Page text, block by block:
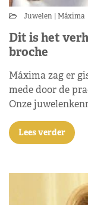
Juwelen Máxima
Dit is het
broche
Máxima zag er
mede door de
Onze
Lees verder